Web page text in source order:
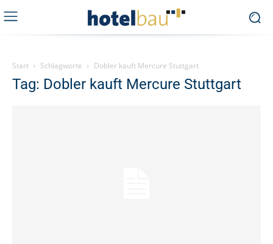
Start Schlagworte Dobler kauft Mercure Stuttgart
Tag: Dobler kauft Mercure Stuttgart